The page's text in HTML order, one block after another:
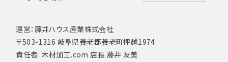
運営：藤井ハウス産業株式会社
〒503-1316 岐阜県養老郡養老町押越1974
責任者: 木材加工.com 店長 藤井 友美